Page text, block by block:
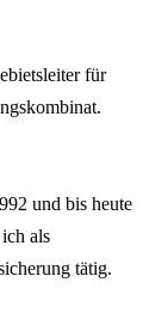
für
und bis heute
als
tätig.